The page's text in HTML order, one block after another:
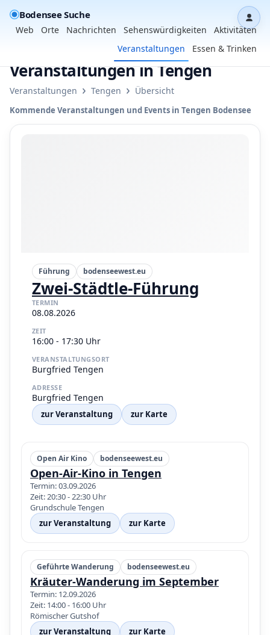
Bodensee Suche
Web Orte Nachrichten Sehenswürdigkeiten
Aktivitäten
Veranstaltungen
Essen & Trinken
Veranstaltungen in Tengen
Veranstaltungen › Tengen › Übersicht
Kommende Veranstaltungen und Events in Tengen Bodensee
Führung bodenseewest.eu
Zwei-Städtle-Führung
TERMIN
08.08.2026
ZEIT
16:00 - 17:30 Uhr
VERANSTALTUNGSORT
Burgfried Tengen
ADRESSE
Burgfried Tengen
zur Veranstaltung zur Karte
Open Air Kino bodenseewest.eu
Open-Air-Kino in Tengen
Termin: 03.09.2026
Zeit: 20:30 - 22:30 Uhr
Grundschule Tengen
zur Veranstaltung
zur Karte
Geführte Wanderung bodenseewest.eu
Kräuter-Wanderung im September
Termin: 12.09.2026
Zeit: 14:00 - 16:00 Uhr
Römischer Gutshof
zur Veranstaltung
zur Karte